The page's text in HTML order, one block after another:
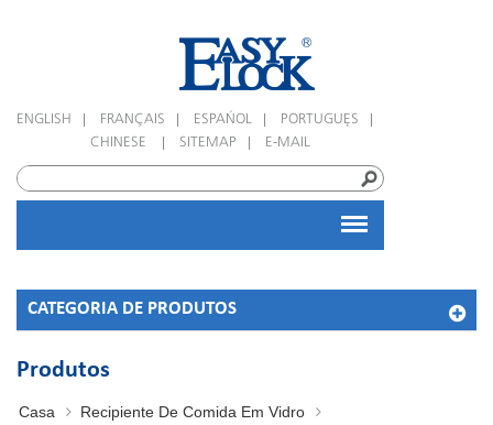
ENGLISH FRANÇAIS ESPAÑOL PORTUGUÊS
CHINESE SITEMAP E-MAIL
CATEGORIA DE PRODUTOS
Produtos
Casa
Recipiente De Comida Em Vidro